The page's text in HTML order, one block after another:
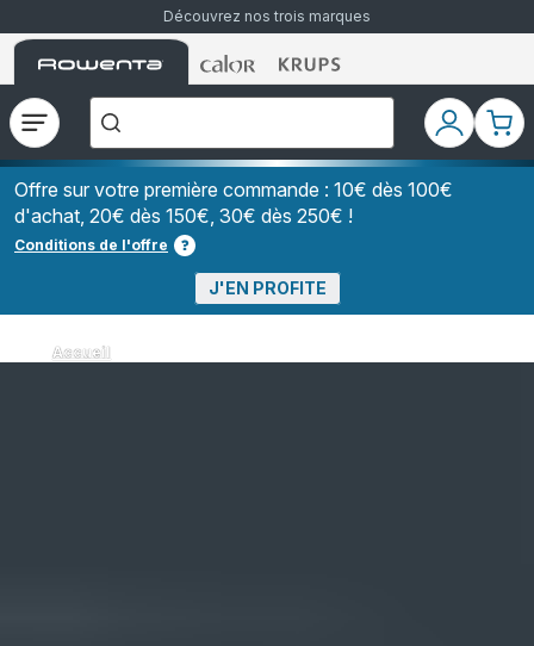
Découvrez nos trois marques
Accueil
Rowenta
Accueil
Rowenta
Accueil
Rowenta
Ouvrir
le
menu
recherchez-
vous
?","Aspirateurs
à
Grains","Centrales
Vapeurs","Sèche
Cheveux"]
Mon
compte
Mon
Offre sur votre première commande : 10€ dès 100€
d'achat, 20€ dès 150€, 30€ dès 250€ !
Conditions de l'offre
J'EN PROFITE
Accueil